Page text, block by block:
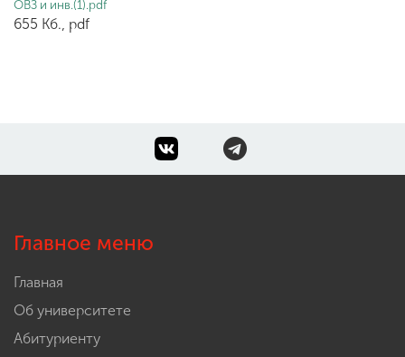
ОВЗ и инв.(1).pdf
655 Кб., pdf
Главное меню
Главная
Об университете
Абитуриенту